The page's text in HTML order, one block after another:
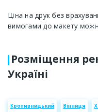
Ціна на друк без
вимогами до макету
Розміщення
Україні
Кропивницький Вінниця